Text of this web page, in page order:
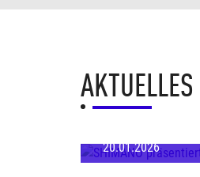
AKTUELLES
20.01.2026